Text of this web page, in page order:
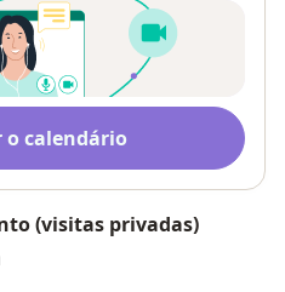
o calendário
(visitas privadas)